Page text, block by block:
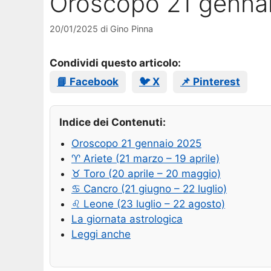
20/01/2025 di Gino Pinna
Condividi questo articolo:
📘 Facebook
🐦 X 📌 Pinterest
Indice dei Contenuti:
Oroscopo 21 gennaio 2025
♈ Ariete (21 marzo – 19 aprile)
♉ Toro (20 aprile – 20 maggio)
♋ Cancro (21 giugno – 22 luglio)
♌ Leone (23 luglio – 22 agosto)
La giornata astrologica
Leggi anche